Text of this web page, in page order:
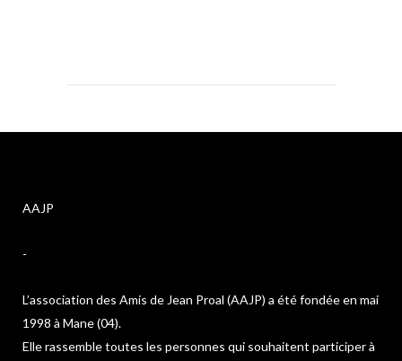
AAJP
-
L’association des Amis de Jean Proal (AAJP) a été fondée en mai
1998 à Mane (04).
Elle rassemble toutes les personnes qui souhaitent participer à